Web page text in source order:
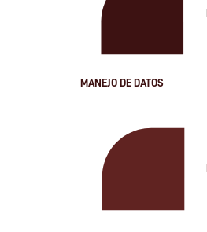
MANEJO DE DATOS